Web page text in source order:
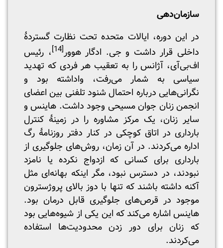
سازماندهی
در این دوره، ایالات متحده تحت نظارت گستردۀ
داخلی قرار داشت و جی. ادگار هوور
، رئیس
اف‌بی‌آی، آژانس را به تعقیب هر فردی که تهدید
سیاسی به شمار می‌رفت، واداشته بود و
نگرانی‌هایی درباره احتمال شنود تلفنی بین اعضای
انجمن زنان جوان مسیحی وجود داشت. هاینس و
سایر زنان، یک مرکز مشاوره را در زمینۀ کنترل
بارداری در اتاق کوچکی در کنار دفتر روزنامۀ رگ
اداره می‌کردند. در آن زمان، روش‌های جلوگیری از
بارداری برای کسانی که ازدواج نکرده یا نامزد
نبودند، در دسترس نبود، مگر اینکه بهانه‌ای مثل
آکنه داشته باشند که تنها با دوز بالای پروژسترون
موجود در قرص‌های جلوگیری قابل ‌درمان بود.
هاینس اشاره می‌کند که این یکی از شیوه‌هایی بود
که زنان برای دور زدن محدودیت‌ها استفاده
می‌کردند.